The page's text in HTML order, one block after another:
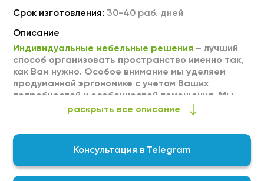
Срок изготовления: 30-40 раб. дней
Описание
Индивидуальные мебельные решения – лучший
способ организовать пространство именно так,
как Вам нужно. Особое внимание мы уделяем
продуманной эргономике с учетом Ваших
потребностей и особенностей помещения. Мы
можем выполнить любое изделие на заказ по
качественный продукт
На выбор доступны актуальные подборки
раскрыть все описание
Консультация в Telegram